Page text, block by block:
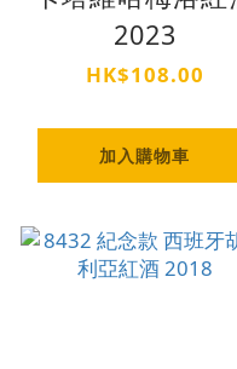
2023
HK$108.00
加入購物車